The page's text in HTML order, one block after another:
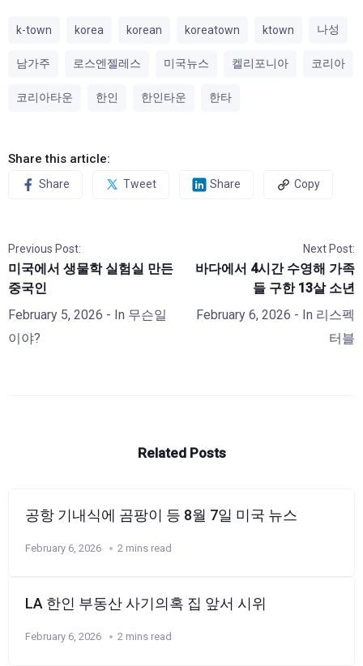
k-town korea korean koreatown ktown 나성
남가주 로스엔젤레스 미국뉴스 켈리포니아 코리아
코리아타운 한인 한인타운 한타
Share this article:
Share Tweet Share Copy
Previous Post:
미국에서 생물학 실험실 만든
중국인
February 5, 2026 - In 무슨일
이야?
Next Post:
바다에서 4시간 수영해 가족
들 구한 13살 소년
February 6, 2026 - In 리스펙
터블
Related Posts
공항 기내식에 곰팡이 등 8월 7일 미국 뉴스
February 6, 2026 2 mins read
LA 한인 부동산 사기의혹 집 앞서 시위
February 6, 2026 2 mins read